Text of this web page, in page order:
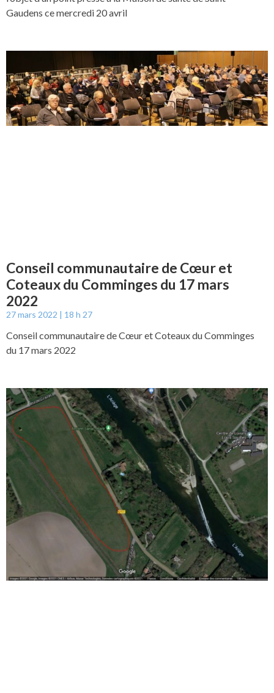
Gaudens ce mercredi 20 avril
Conseil communautaire de Cœur et
Coteaux du Comminges du 17 mars
2022
27 mars 2022 18 h 27
Conseil communautaire de Cœur et Coteaux du Comminges
du 17 mars 2022